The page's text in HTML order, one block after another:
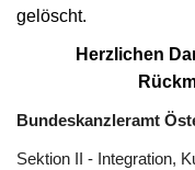
Magyar
gelöscht.
Herzlichen
Bundeskanzleramt
Sektion II - Integration,